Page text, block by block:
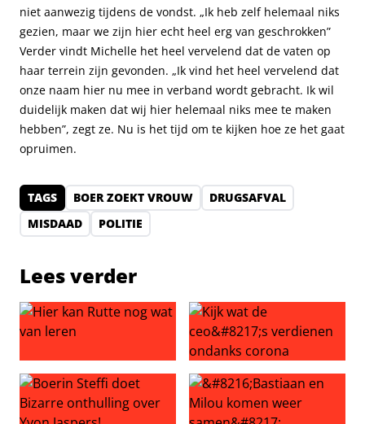
niet aanwezig tijdens de vondst. „Ik heb zelf helemaal niks
gezien, maar we zijn hier echt heel erg van geschrokken”
Verder vindt Michelle het heel vervelend dat de vaten op
haar terrein zijn gevonden. „Ik vind het heel vervelend dat
onze naam hier nu mee in verband wordt gebracht. Ik wil
duidelijk maken dat wij hier helemaal niks mee te maken
hebben”, zegt ze. Nu is het tijd om te kijken hoe ze het gaat
opruimen.
TAGS BOER ZOEKT VROUW
DRUGSAFVAL
MISDAAD
POLITIE
Lees verder
Hier kan Rutte nog wat van lerenKijk wat de ceo’s verdienen